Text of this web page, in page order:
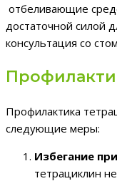
отбеливающие
достаточной силой
консультация со
Профилактика
следующие меры:
Избегание
тетрациклин